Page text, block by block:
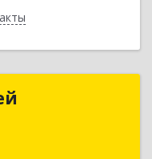
Алексей